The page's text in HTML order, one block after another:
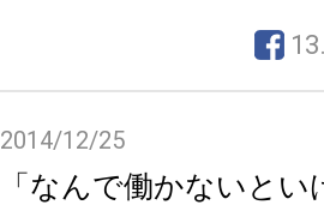
2014/12/25
「なんで働かないと